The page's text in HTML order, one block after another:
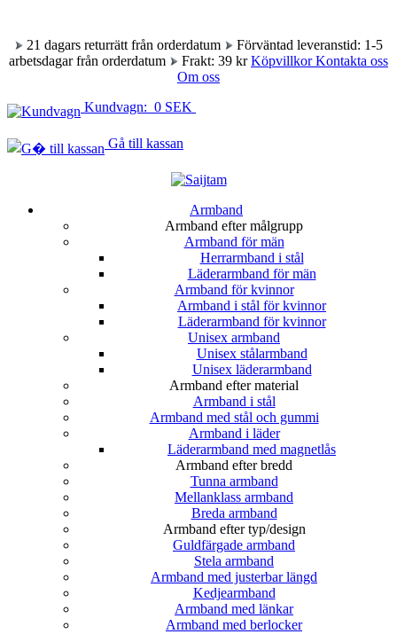
21 dagars returrätt från orderdatum
Förväntad leveranstid: 1-5
arbetsdagar från orderdatum
Frakt: 39 krKöpvillkorKontakta oss
Om oss
Kundvagn: 0 SEK
Gå till kassan
Armband
Armband efter målgrupp
Armband för män
Herrarmband i stål
Läderarmband för män
Armband för kvinnor
Armband i stål för kvinnor
Läderarmband för kvinnor
Unisex armband
Unisex stålarmband
Unisex läderarmband
Armband efter material
Armband i stål
Armband med stål och gummi
Armband i läder
Läderarmband med magnetlås
Armband efter bredd
Tunna armband
Mellanklass armband
Breda armband
Armband efter typ/design
Guldfärgade armband
Stela armband
Armband med justerbar längd
Kedjearmband
Armband med länkar
Armband med berlocker